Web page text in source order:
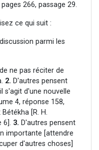
266, passage 29.
ce qui suit :
parmi les
ne pas réciter de
2. D'autres pensent
s'agit d'une nouvelle
4, réponse 158,
[R. H.
6]. 3. D'autres pensent
importante [attendre
d'autres choses]